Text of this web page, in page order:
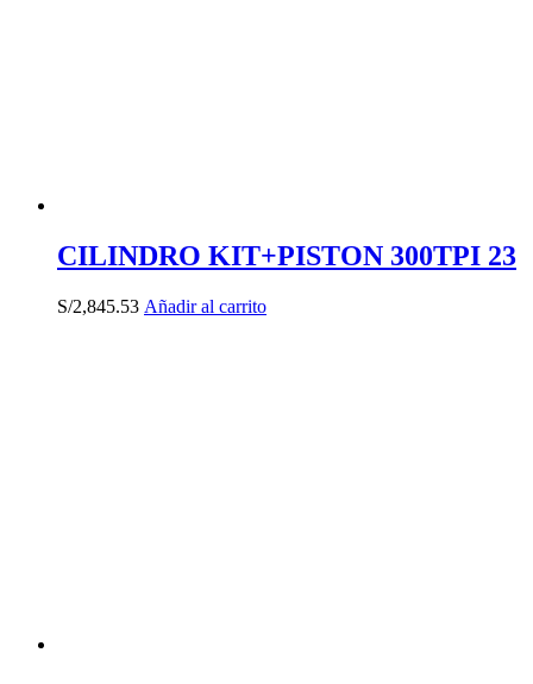
CILINDRO KIT+PISTON 300TPI 23
S/2,845.53 Añadir al carrito